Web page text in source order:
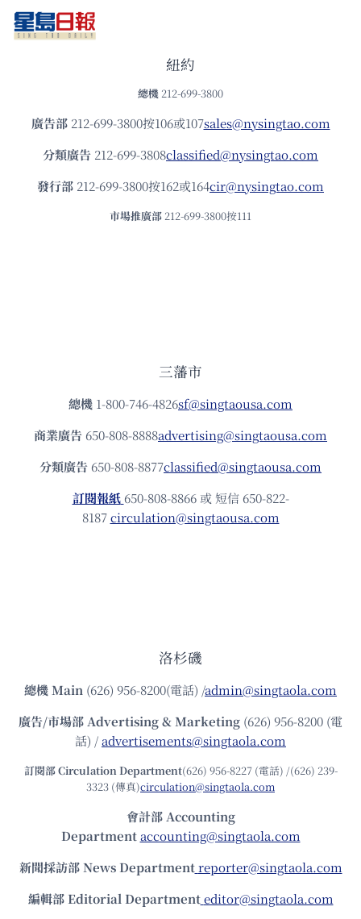
紐約
總機 212-699-3800
廣告部212-699-3800按106或107sales@nysingtao.com
分類廣告 212-699-3808classified@nysingtao.com
發⾏部 212-699-3800按162或164cir@nysingtao.com
市場推廣部 212-699-3800按111
三藩市
總機 1-800-746-4826sf@singtaousa.com
商業廣告 650-808-8888advertising@singtaousa.com
分類廣告 650-808-8877classified@singtaousa.com
訂閱報紙 650-808-8866 或 短信 650-822-
8187circulation@singtaousa.com
洛杉磯
總機Main (626) 956-8200(電話) /admin@singtaola.com
廣告/市場部Advertising & Marketing (626) 956-8200 (電
話) /advertisements@singtaola.com
訂閱部 Circulation Department(626) 956-8227 (電話) /(626) 239-
3323 (傳真)circulation@singtaola.com
會計部 Accounting
Department accounting@singtaola.com
新聞採訪部 News Department reporter@singtaola.com
編輯部 Editorial Department editor@singtaola.com